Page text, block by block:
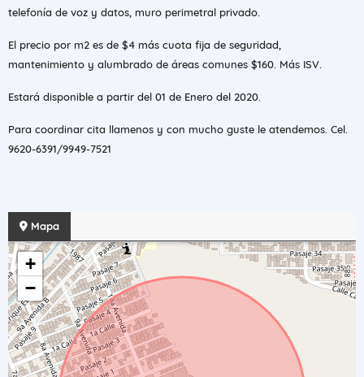
telefonía de voz y datos, muro perimetral privado.
El precio por m2 es de $4 más cuota fija de seguridad,
mantenimiento y alumbrado de áreas comunes $160. Más ISV.
Estará disponible a partir del 01 de Enero del 2020.
Para coordinar cita llamenos y con mucho guste le atendemos. Cel.
9620-6391/9949-7521
Mapa
+
−